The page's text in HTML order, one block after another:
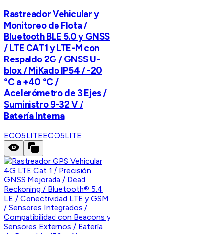
Rastreador Vehicular y
Monitoreo de Flota /
Bluetooth BLE 5.0 y GNSS
/ LTE CAT1 y LTE-M con
Respaldo 2G / GNSS U-
blox / MiKado IP54 / -20
°C a +40 °C /
Acelerómetro de 3 Ejes /
Suministro 9-32 V /
Batería Interna
ECO5LITEECO5LITE